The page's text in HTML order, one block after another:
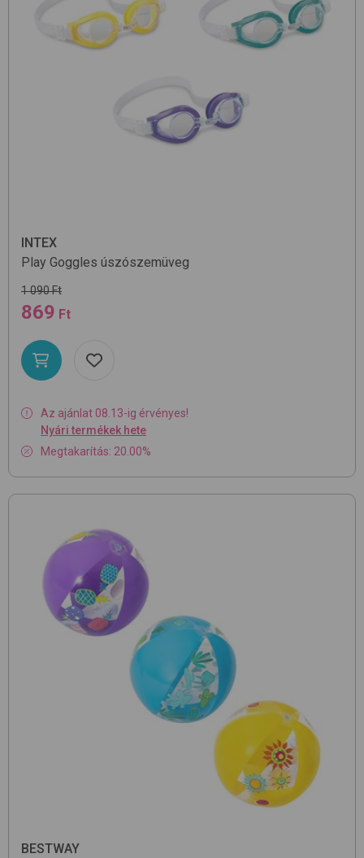
INTEX
Play Goggles úszószemüveg
1 090 Ft
869 Ft
Az ajánlat 08.13-ig érvényes!
Nyári termékek hete
Megtakarítás: 20.00%
BESTWAY